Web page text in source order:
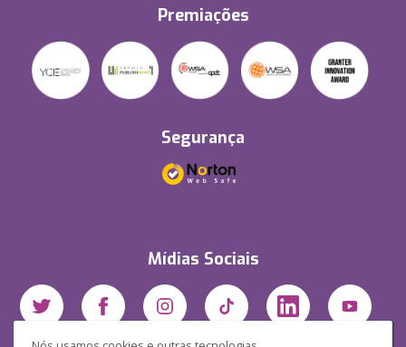
Premiações
Segurança
Mídias Sociais